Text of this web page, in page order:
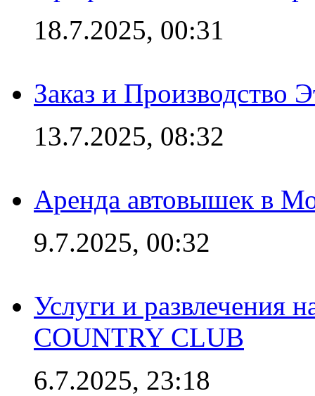
18.7.2025, 00:31
Заказ и Производство
13.7.2025, 08:32
Аренда автовышек в
9.7.2025, 00:32
Услуги и развлечения
COUNTRY CLUB
6.7.2025, 23:18